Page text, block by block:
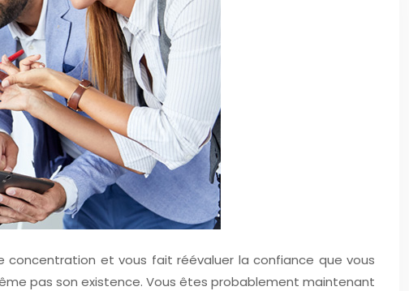
concentration et vous fait réévaluer la confiance que vous
pas son existence. Vous êtes probablement maintenant